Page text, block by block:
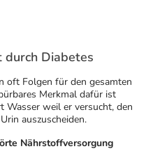
durch Diabetes
oft Folgen für den gesamten
Merkmal dafür ist
Wasser weil er versucht, den
auszuscheiden.
Nährstoffversorgung